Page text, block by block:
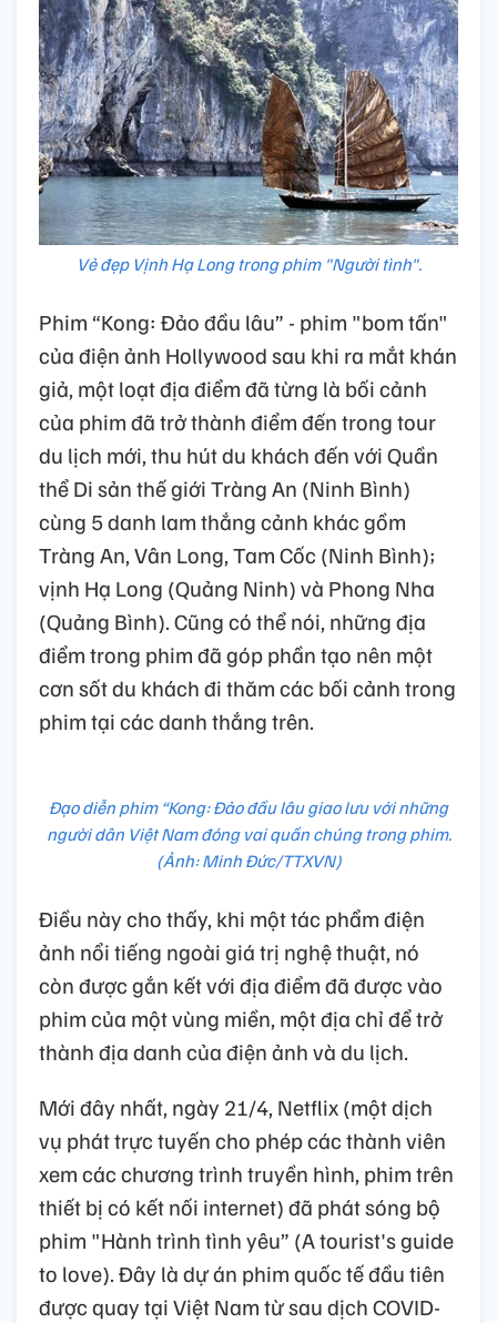
Vẻ đẹp Vịnh Hạ Long trong phim "Người tình".
Phim “Kong: Đảo đầu lâu” - phim "bom tấn"
của điện ảnh Hollywood sau khi ra mắt khán
giả, một loạt địa điểm đã từng là bối cảnh
của phim đã trở thành điểm đến trong tour
du lịch mới, thu hút du khách đến với Quần
thể Di sản thế giới Tràng An (Ninh Bình)
cùng 5 danh lam thắng cảnh khác gồm
Tràng An, Vân Long, Tam Cốc (Ninh Bình);
vịnh Hạ Long (Quảng Ninh) và Phong Nha
(Quảng Bình). Cũng có thể nói, những địa
điểm trong phim đã góp phần tạo nên một
cơn sốt du khách đi thăm các bối cảnh trong
phim tại các danh thắng trên.
Đạo diễn phim “Kong: Đảo đầu lâu giao lưu với những
người dân Việt Nam đóng vai quần chúng trong phim.
(Ảnh: Minh Đức/TTXVN)
Điều này cho thấy, khi một tác phẩm điện
ảnh nổi tiếng ngoài giá trị nghệ thuật, nó
còn được gắn kết với địa điểm đã được vào
phim của một vùng miền, một địa chỉ để trở
thành địa danh của điện ảnh và du lịch.
Mới đây nhất, ngày 21/4, Netflix (một dịch
vụ phát trực tuyến cho phép các thành viên
xem các chương trình truyền hình, phim trên
thiết bị có kết nối internet) đã phát sóng bộ
phim "Hành trình tình yêu” (A tourist's guide
to love). Đây là dự án phim quốc tế đầu tiên
được quay tại Việt Nam từ sau dịch COVID-